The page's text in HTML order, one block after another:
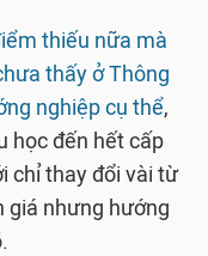
thiếu nữa mà
thấy ở Thông
nghiệp cụ thể,
học đến hết cấp
chỉ thay đổi vài từ
giá nhưng hướng